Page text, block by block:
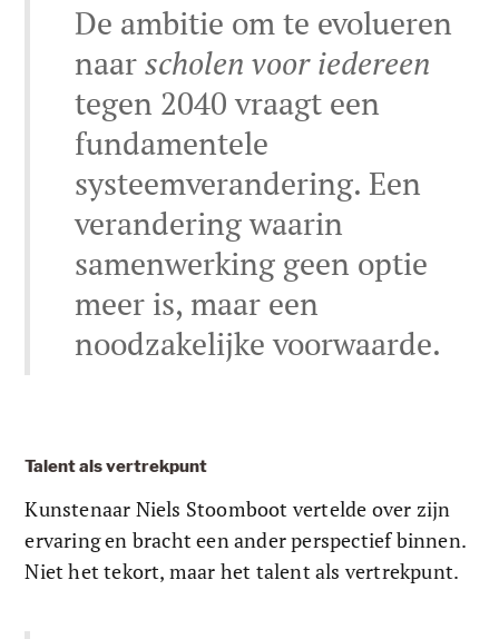
De ambitie om te evolueren
naar scholen voor iedereen
tegen 2040 vraagt een
fundamentele
systeemverandering. Een
verandering waarin
samenwerking geen optie
meer is, maar een
noodzakelijke voorwaarde.
Talent als vertrekpunt
Kunstenaar Niels Stoomboot vertelde over zijn
ervaring en bracht een ander perspectief binnen.
Niet het tekort, maar het talent als vertrekpunt.